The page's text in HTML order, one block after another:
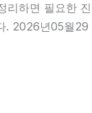
리하면 필요한 진
. 2026년05월29